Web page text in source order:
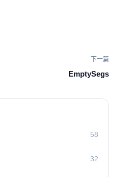
下一篇
EmptySegs
58
32